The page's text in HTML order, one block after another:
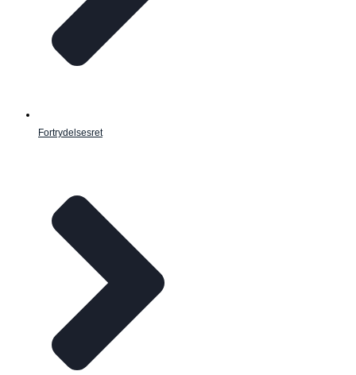
Fortrydelsesret